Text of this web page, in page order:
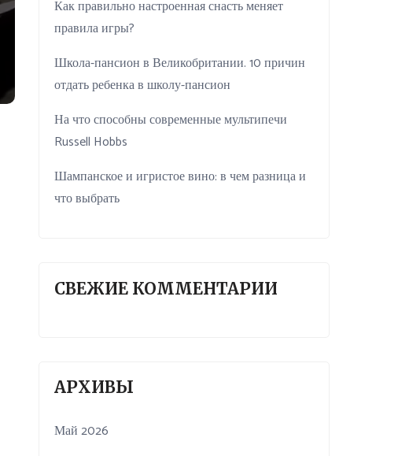
Как правильно настроенная снасть меняет
правила игры?
Школа-пансион в Великобритании. 10 причин
отдать ребенка в школу-пансион
На что способны современные мультипечи
Russell Hobbs
Шампанское и игристое вино: в чем разница и
что выбрать
СВЕЖИЕ КОММЕНТАРИИ
АРХИВЫ
Май 2026